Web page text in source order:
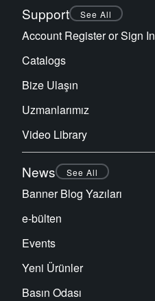
Support See All
Account Register or Sign In
Catalogs
Bize Ulaşın
Uzmanlarımız
Video Library
News See All
Banner Blog Yazıları
e-bülten
Events
Yeni Ürünler
Basın Odası